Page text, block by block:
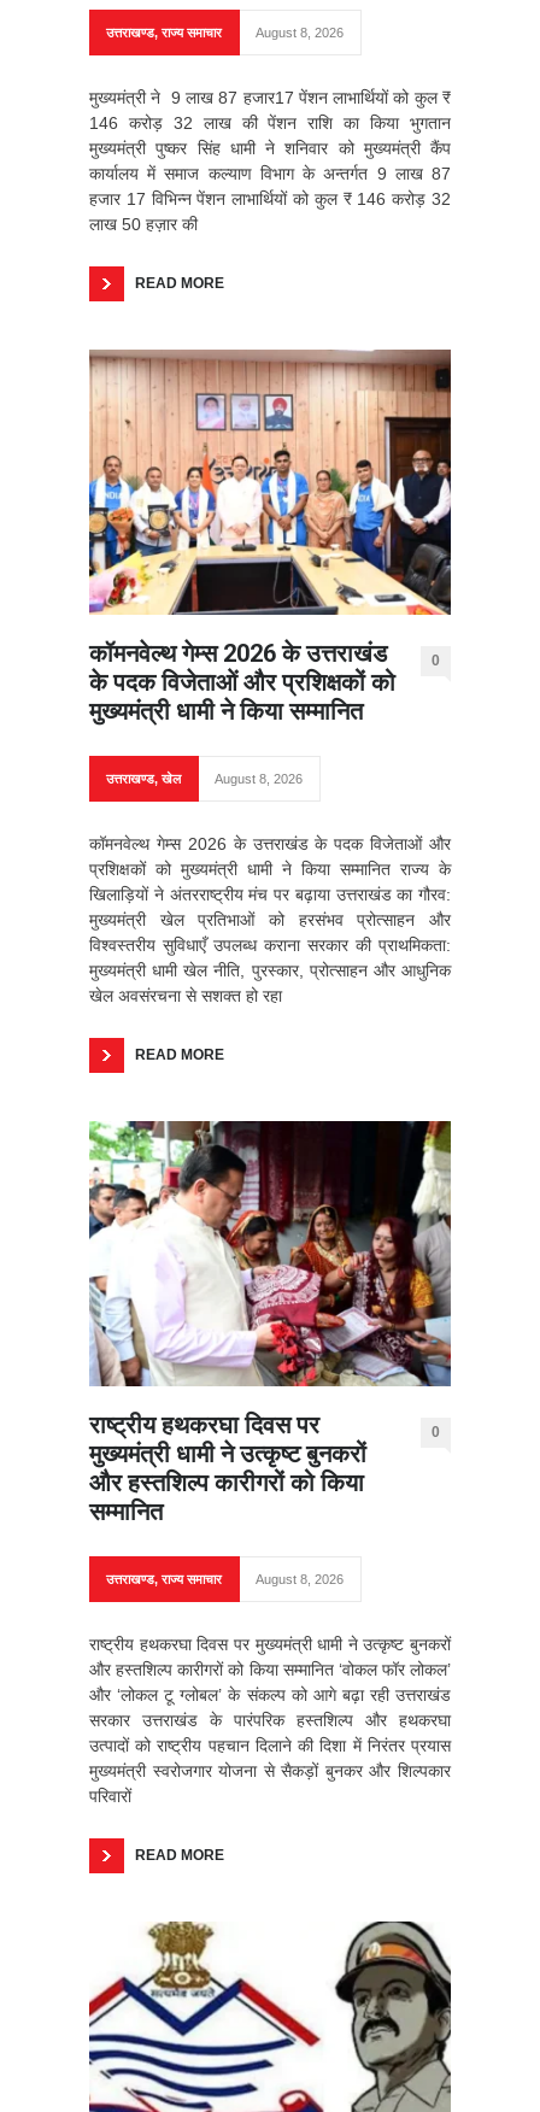
उत्तराखण्ड,राज्य समाचार August 8, 2026
मुख्यमंत्री ने 9 लाख 87 हजार17 पेंशन लाभार्थियों को कुल ₹
146 करोड़ 32 लाख की पेंशन राशि का किया भुगतान
मुख्यमंत्री पुष्कर सिंह धामी ने शनिवार को मुख्यमंत्री कैंप
कार्यालय में समाज कल्याण विभाग के अन्तर्गत 9 लाख 87
हजार 17 विभिन्न पेंशन लाभार्थियों को कुल ₹ 146 करोड़ 32
लाख 50 हज़ार की
READ MORE
कॉमनवेल्थ गेम्स 2026 के उत्तराखंड
के पदक विजेताओं और प्रशिक्षकों को
मुख्यमंत्री धामी ने किया सम्मानित
0
उत्तराखण्ड,खेल August 8, 2026
कॉमनवेल्थ गेम्स 2026 के उत्तराखंड के पदक विजेताओं और
प्रशिक्षकों को मुख्यमंत्री धामी ने किया सम्मानित राज्य के
खिलाड़ियों ने अंतरराष्ट्रीय मंच पर बढ़ाया उत्तराखंड का गौरव:
मुख्यमंत्री खेल प्रतिभाओं को हरसंभव प्रोत्साहन और
विश्वस्तरीय सुविधाएँ उपलब्ध कराना सरकार की प्राथमिकता:
मुख्यमंत्री धामी खेल नीति, पुरस्कार, प्रोत्साहन और आधुनिक
खेल अवसंरचना से सशक्त हो रहा
READ MORE
राष्ट्रीय हथकरघा दिवस पर
मुख्यमंत्री धामी ने उत्कृष्ट बुनकरों
और हस्तशिल्प कारीगरों को किया
सम्मानित
0
उत्तराखण्ड,राज्य समाचार August 8, 2026
राष्ट्रीय हथकरघा दिवस पर मुख्यमंत्री धामी ने उत्कृष्ट बुनकरों
और हस्तशिल्प कारीगरों को किया सम्मानित ‘वोकल फॉर लोकल’
और ‘लोकल टू ग्लोबल’ के संकल्प को आगे बढ़ा रही उत्तराखंड
सरकार उत्तराखंड के पारंपरिक हस्तशिल्प और हथकरघा
उत्पादों को राष्ट्रीय पहचान दिलाने की दिशा में निरंतर प्रयास
मुख्यमंत्री स्वरोजगार योजना से सैकड़ों बुनकर और शिल्पकार
परिवारों
READ MORE